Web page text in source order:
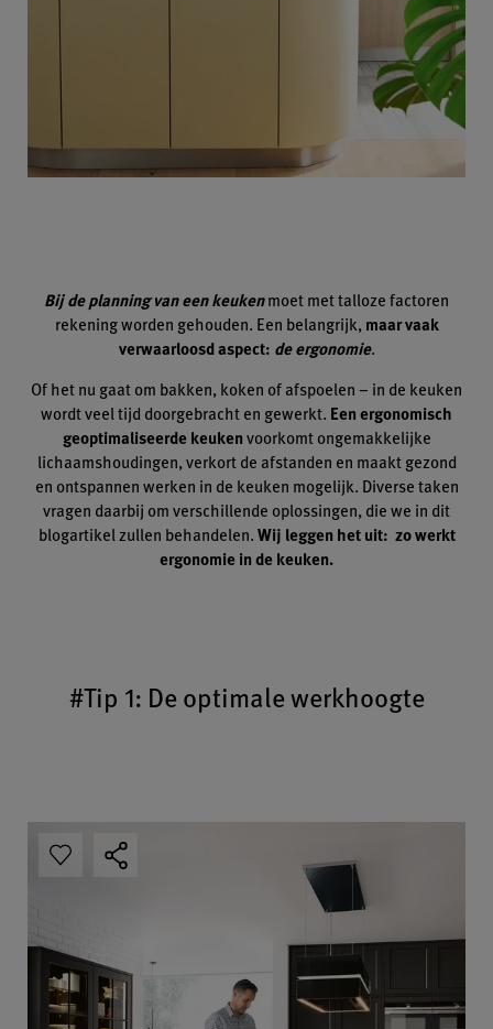
Bij de planning van een keukenmoet met talloze factoren
rekening worden gehouden. Een belangrijk, maar vaak
verwaarloosd aspect: de ergonomie.
Of het nu gaat om bakken, koken of afspoelen – in de keuken
wordt veel tijd doorgebracht en gewerkt. Een ergonomisch
geoptimaliseerde keukenvoorkomt ongemakkelijke
lichaamshoudingen, verkort de afstanden en maakt gezond
en ontspannen werken in de keuken mogelijk. Diverse taken
vragen daarbij om verschillende oplossingen, die we in dit
blogartikel zullen behandelen.Wij leggen het uit: zo werkt
ergonomie in de keuken.
#Tip 1: De optimale werkhoogte